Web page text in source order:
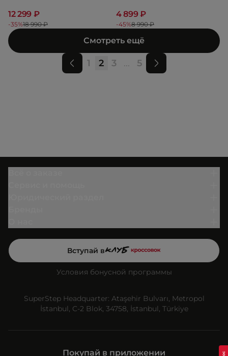
12 299 ₽
-35%18 990 ₽
4 899 ₽
-45%8 990 ₽
Смотреть ещё
1 2 3 ... 5
Вступай в
Условия бонусной программы
SuperStep Headquarter: Ataşehir Bulvarı, Metropol
İstanbul, C-2 Blok, 34758, İstanbul, Türkiye
Покупай в приложении